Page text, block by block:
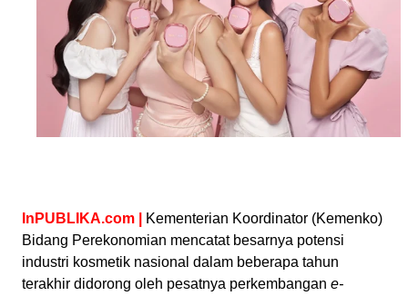
InPUBLIKA.com
Kementerian Koordinator (Kemenko)
Bidang Perekonomian mencatat besarnya potensi
industri kosmetik nasional dalam beberapa tahun
terakhir didorong oleh pesatnya perkembangan e-